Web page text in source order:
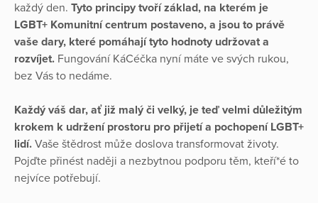
každý den. Tyto principy tvoří základ, na kterém je
LGBT+ Komunitní centrum postaveno, a jsou to právě
vaše dary, které pomáhají tyto hodnoty udržovat a
rozvíjet. Fungování KáCéčka nyní máte ve svých rukou,
bez Vás to nedáme.
Každý váš dar, ať již malý či velký, je teď velmi důležitým
krokem k udržení prostoru pro přijetí a pochopení LGBT+
lidí. Vaše štědrost může doslova transformovat životy.
Pojďte přinést naději a nezbytnou podporu těm, kteří*é to
nejvíce potřebují.